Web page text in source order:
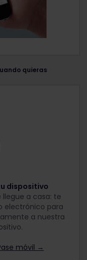
quieras
dispositivo
llegue a casa: te
electrónico para
a nuestra
móvil →